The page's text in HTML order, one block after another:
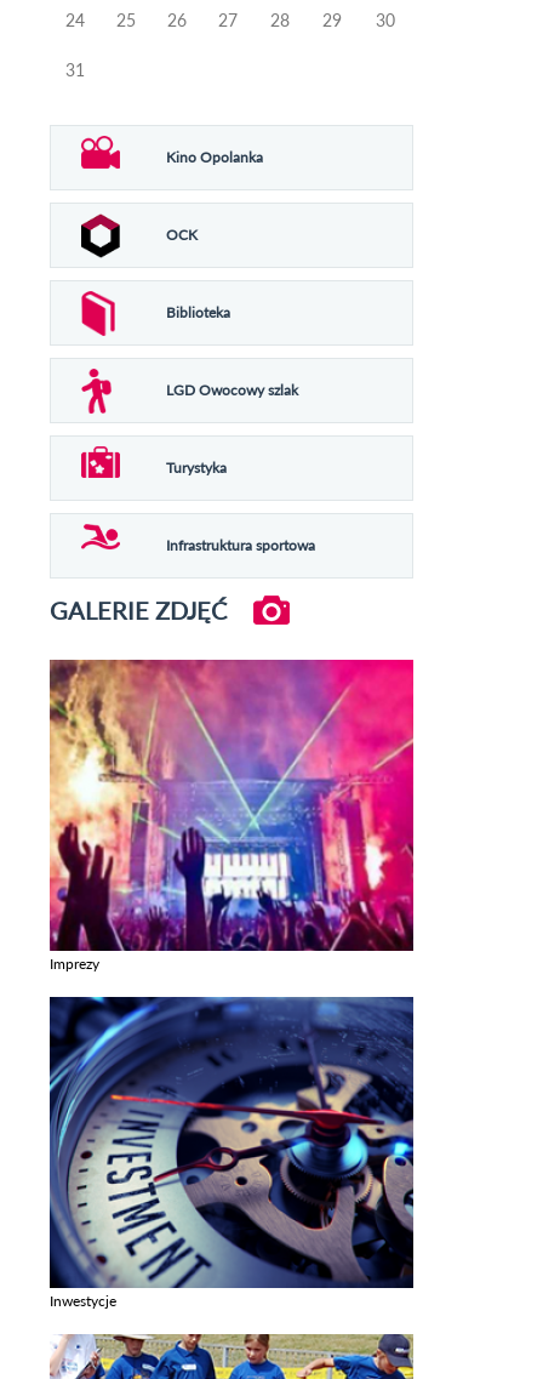
24 25 26 27 28 29 30
31
Kino Opolanka
OCK
Biblioteka
LGD Owocowy szlak
Turystyka
Infrastruktura sportowa
GALERIE ZDJĘĆ
Imprezy
Inwestycje